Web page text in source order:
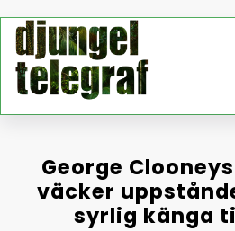
innehåll
George
väcker
syrlig känga